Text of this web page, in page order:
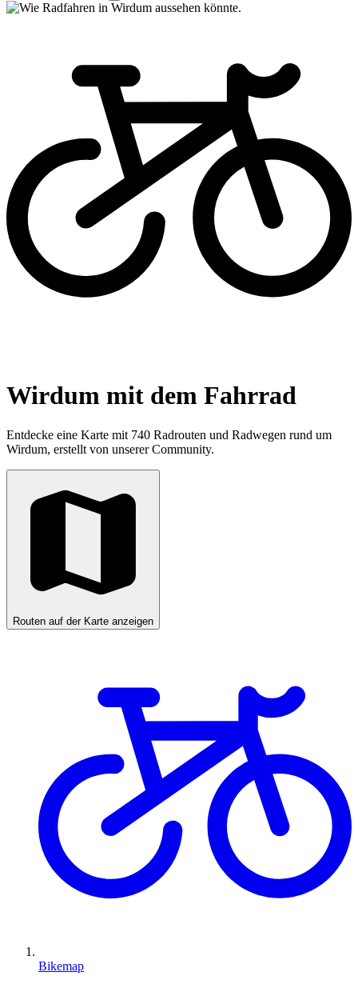
Wirdum mit dem Fahrrad
Entdecke eine Karte mit 740 Radrouten und Radwegen rund um
Wirdum, erstellt von unserer Community.
Routen auf der Karte anzeigen
Bikemap